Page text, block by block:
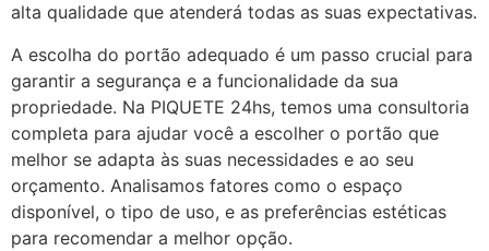
alta qualidade que atenderá todas as suas expectativas.
A escolha do portão adequado é um passo crucial para
garantir a segurança e a funcionalidade da sua
propriedade. Na PIQUETE 24hs, temos uma consultoria
completa para ajudar você a escolher o portão que
melhor se adapta às suas necessidades e ao seu
orçamento. Analisamos fatores como o espaço
disponível, o tipo de uso, e as preferências estéticas
para recomendar a melhor opção.